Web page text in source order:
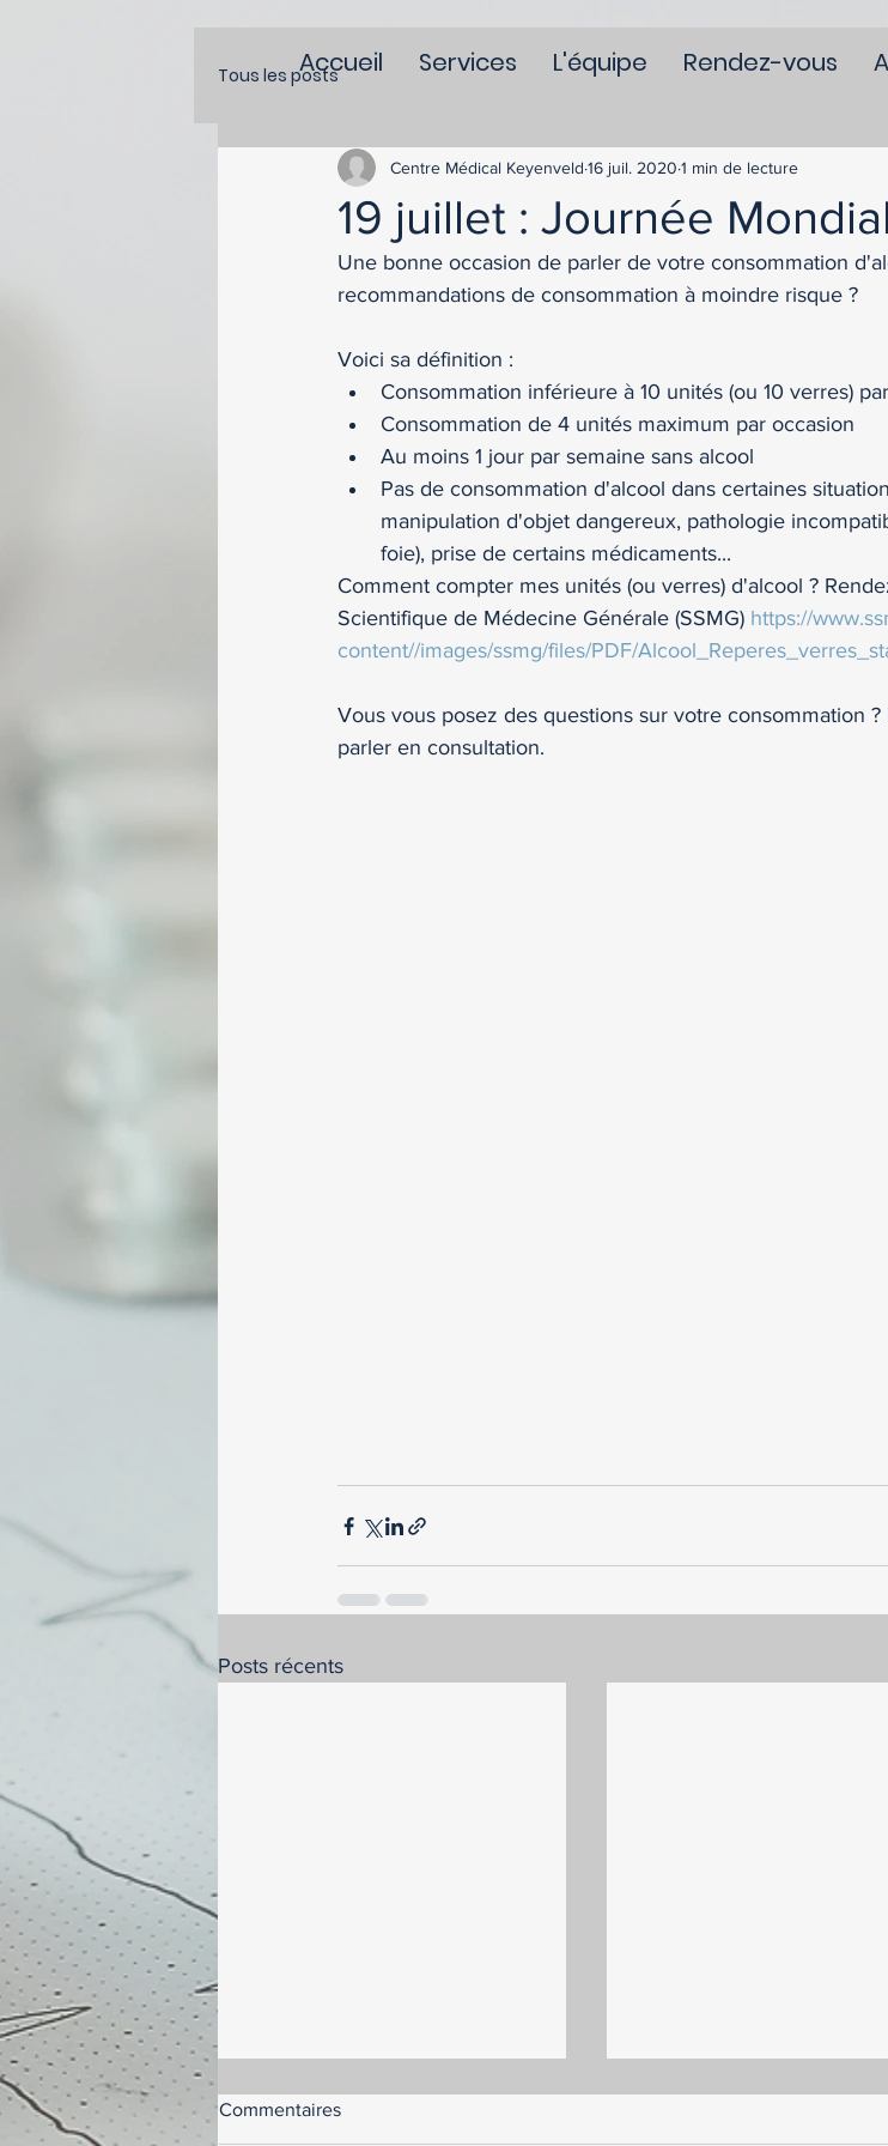
Accueil Services L'équipe Rendez-vous
Tous les posts
19 juillet : Journée
Centre Médical Keyenveld 16 juil. 2020 1 min de lecture
Une bonne occasion de parler de votre consommation
recommandations de consommation à moindre risque ?
Voici sa définition :
Consommation inférieure à 10 unités (ou 10 verres)
Consommation de 4 unités maximum par occasion
Au moins 1 jour par semaine sans alcool
Pas de consommation d'alcool dans certaines
manipulation d'objet dangereux, pathologie
foie), prise de certains médicaments...
Comment compter mes unités (ou verres) d'alcool ?
Scientifique de Médecine Générale (SSMG) https://
content//images/ssmg/files/PDF/
Vous vous posez des questions sur votre consommation
parler en consultation.
Posts récents
Commentaires